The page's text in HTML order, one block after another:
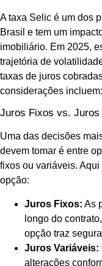
A taxa Selic é um dos
Brasil e tem um
imobiliário. Em 2025,
trajetória de
taxas de juros
considerações incluem:
Juros Fixos vs. Juros
Uma das decisões
devem tomar é entre
fixos ou variáveis.
opção:
Juros Fixos: As
longo do
opção traz
Juros Variáveis:
alterações